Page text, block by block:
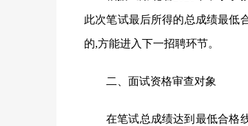
此次笔试最后所得的总成绩最低
的,方能进入下一招聘环节。
二、面试资格审查对象
在笔试总成绩达到最低合格